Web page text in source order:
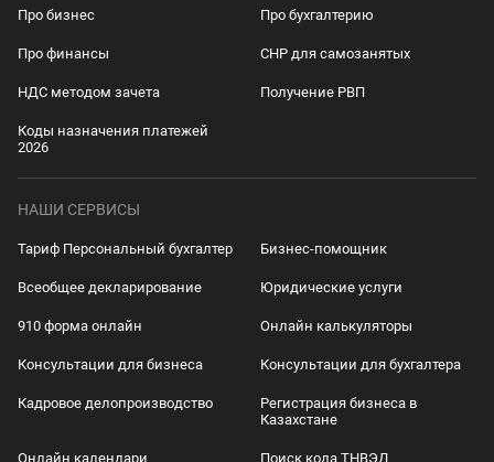
Про бизнес Про бухгалтерию
Про финансы СНР для самозанятых
НДС методом зачета Получение РВП
Коды назначения платежей
2026
НАШИ СЕРВИСЫ
Тариф Персональный бухгалтер Бизнес-помощник
Всеобщее декларирование Юридические услуги
910 форма онлайн Онлайн калькуляторы
Консультации для бизнеса Консультации для бухгалтера
Кадровое делопроизводство
Регистрация бизнеса в
Казахстане
Онлайн календари Поиск кода ТНВЭД